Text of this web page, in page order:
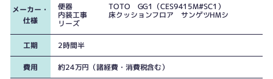
メーカー・
仕様
便器 TOTO GG1（CES9415M#SC1）
内装工事 床クッションフロア サンゲツHMシ
リーズ
工期 2時間半
費用 約24万円（諸経費・消費税含む）